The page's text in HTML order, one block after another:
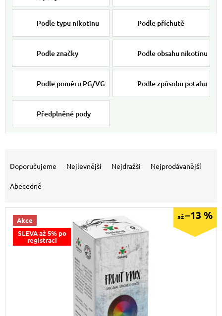
Podle typu nikotinu Podle příchutě
Podle značky Podle obsahu nikotinu
Podle poměru PG/VG Podle způsobu potahu
Předplněné pody
Doporučujeme Nejlevnější Nejdražší Nejprodávanější
Abecedně
Akce
SLEVA až 5% po
registraci
až–13 %